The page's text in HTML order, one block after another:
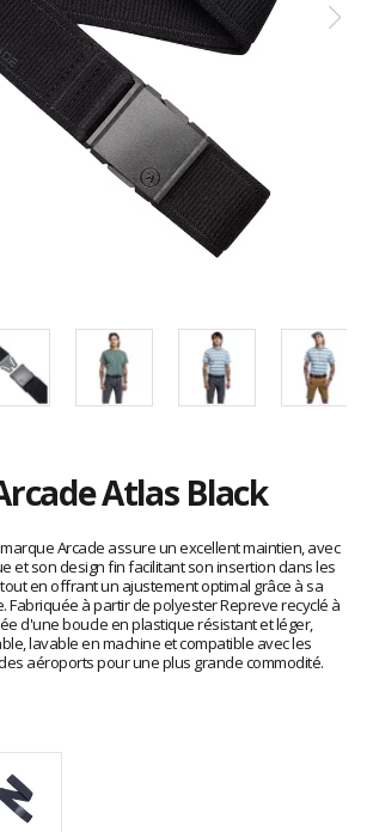
Atlas Black
Arcade assure un excellent maintien, avec
et son design fin facilitant son insertion dans les
en offrant un ajustement optimal grâce à sa
Fabriquée à partir de polyester Repreve recyclé à
d'une boucle en plastique résistant et léger,
lavable en machine et compatible avec les
aéroports pour une plus grande commodité.